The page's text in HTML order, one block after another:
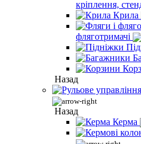
кріплення,
Крила
фляготримачі
Назад
Назад
Керма